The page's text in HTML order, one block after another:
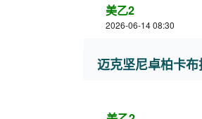
美乙2
2026-06-14 08:30
迈克坚尼卓柏卡